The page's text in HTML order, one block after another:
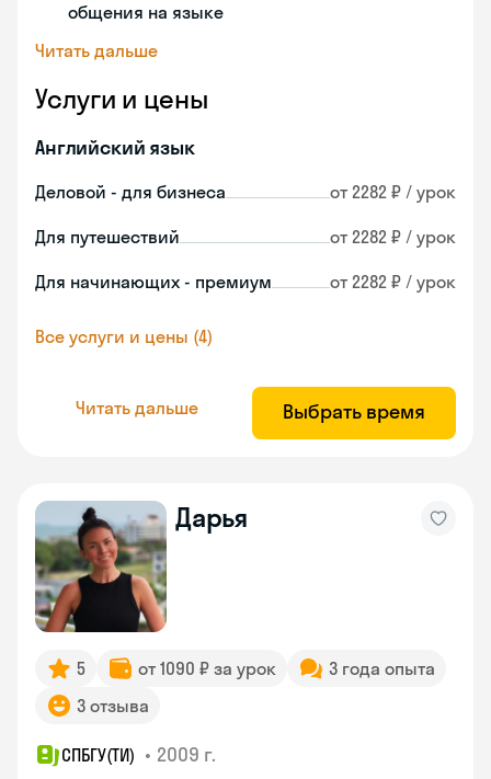
общения на языке
Читать дальше
Услуги и цены
Английский язык
Деловой - для бизнеса от 2282 ₽ / урок
Для путешествий от 2282 ₽ / урок
Для начинающих - премиум от 2282 ₽ / урок
Все услуги и цены (4)
Читать дальше Выбрать время
Дарья
5 от 1090 ₽ за урок
3 года опыта
3 отзыва
СПБГУ(ТИ) • 2009 г.